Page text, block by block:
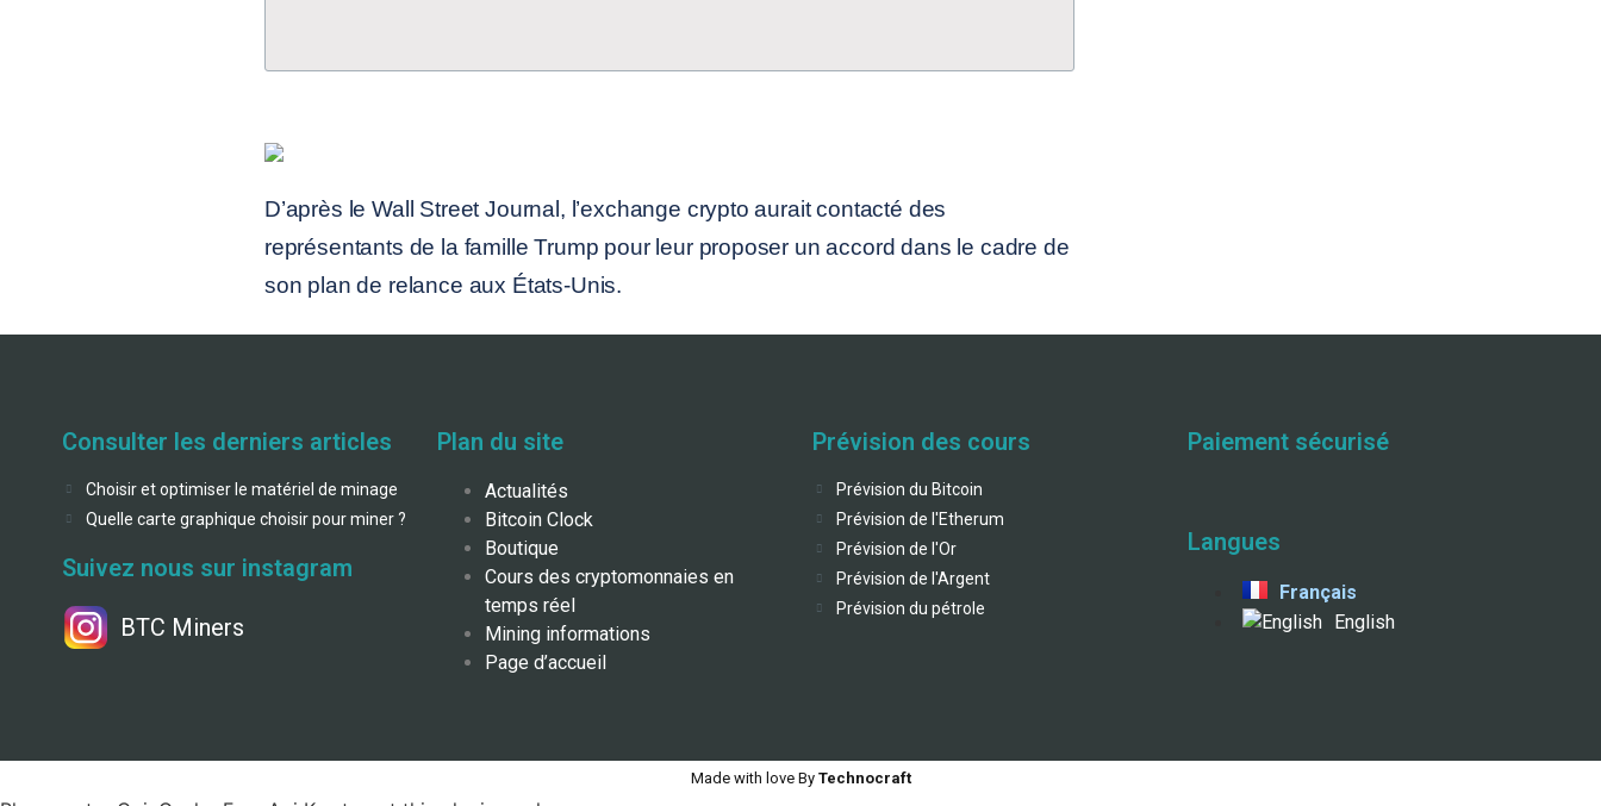
D’après le Wall Street Journal, l’exchange crypto aurait contacté des
représentants de la famille Trump pour leur proposer un accord dans le cadre de
son plan de relance aux États-Unis.
Consulter les derniers articles
Choisir et optimiser le matériel de minage
Quelle carte graphique choisir pour miner ?
Suivez nous sur instagram
BTC Miners
Plan du site
Actualités
Bitcoin Clock
Boutique
Cours des cryptomonnaies en
temps réel
Mining informations
Page d’accueil
Prévision des cours
Prévision du Bitcoin
Prévision de l'Etherum
Prévision de l'Or
Prévision de l'Argent
Prévision du pétrole
Paiement sécurisé
Langues
Français
English
Made with love ByTechnocraft